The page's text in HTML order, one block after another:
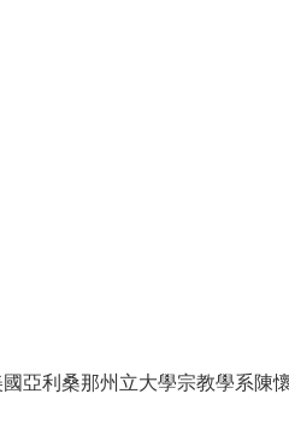
亞利桑那州立大學宗教學系